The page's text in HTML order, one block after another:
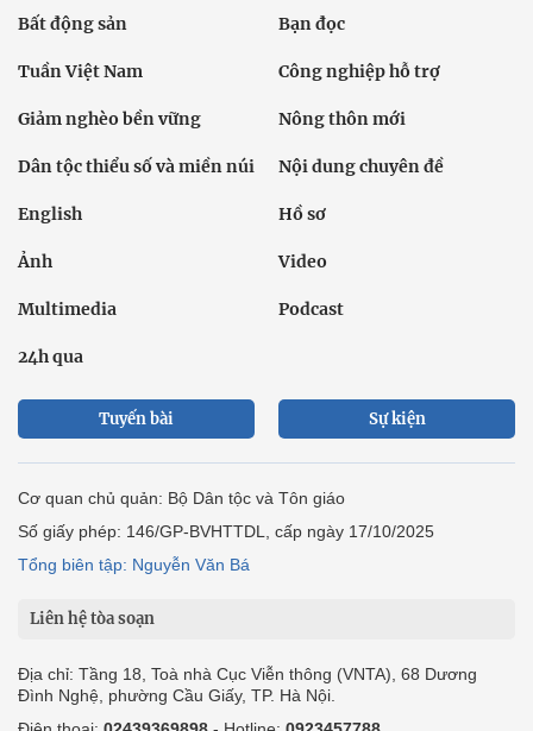
Bất động sản Bạn đọc
Tuần Việt Nam Công nghiệp hỗ trợ
Giảm nghèo bền vững Nông thôn mới
Dân tộc thiểu số và miền núi Nội dung chuyên đề
English Hồ sơ
Ảnh Video
Multimedia Podcast
24h qua
Tuyến bài Sự kiện
Cơ quan chủ quản: Bộ Dân tộc và Tôn giáo
Số giấy phép: 146/GP-BVHTTDL, cấp ngày 17/10/2025
Tổng biên tập: Nguyễn Văn Bá
Liên hệ tòa soạn
Địa chỉ: Tầng 18, Toà nhà Cục Viễn thông (VNTA), 68 Dương
Đình Nghệ, phường Cầu Giấy, TP. Hà Nội.